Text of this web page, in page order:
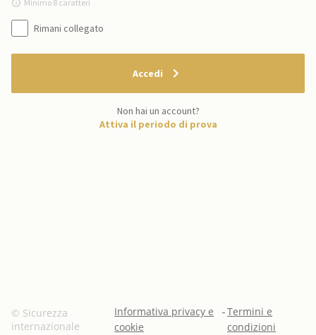
Minimo 8 caratteri
Rimani collegato
Accedi
Non hai un account?
Attiva il periodo di prova
© Sicurezza
internazionale
Informativa privacy e
cookie
-Termini e
condizioni